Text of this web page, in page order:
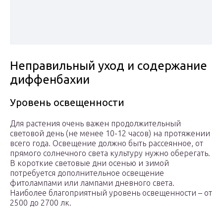
Неправильный уход и содержание
диффенбахии
Уровень освещенности
Для растения очень важен продолжительный
световой день (не менее 10-12 часов) на протяжении
всего года. Освещение должно быть рассеянное, от
прямого солнечного света культуру нужно оберегать.
В короткие световые дни осенью и зимой
потребуется дополнительное освещение
фитолампами или лампами дневного света.
Наиболее благоприятный уровень освещенности – от
2500 до 2700 лк.